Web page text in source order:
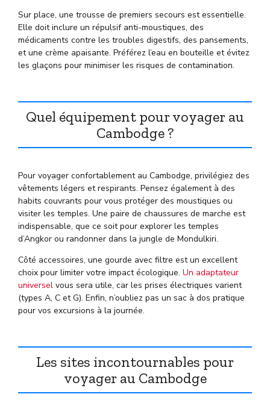
Sur place, une trousse de premiers secours est essentielle.
Elle doit inclure un répulsif anti-moustiques, des
médicaments contre les troubles digestifs, des pansements,
et une crème apaisante. Préférez l’eau en bouteille et évitez
les glaçons pour minimiser les risques de contamination.
Quel équipement pour voyager au
Cambodge ?
Pour voyager confortablement au Cambodge, privilégiez des
vêtements légers et respirants. Pensez également à des
habits couvrants pour vous protéger des moustiques ou
visiter les temples. Une paire de chaussures de marche est
indispensable, que ce soit pour explorer les temples
d’Angkor ou randonner dans la jungle de Mondulkiri.
Côté accessoires, une gourde avec filtre est un excellent
choix pour limiter votre impact écologique. Un adaptateur
universel vous sera utile, car les prises électriques varient
(types A, C et G). Enfin, n’oubliez pas un sac à dos pratique
pour vos excursions à la journée.
Les sites incontournables pour
voyager au Cambodge